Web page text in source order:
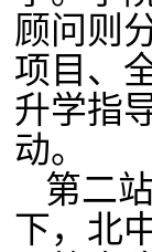
顾问则
项目、
升学指
动。
第二
下，北